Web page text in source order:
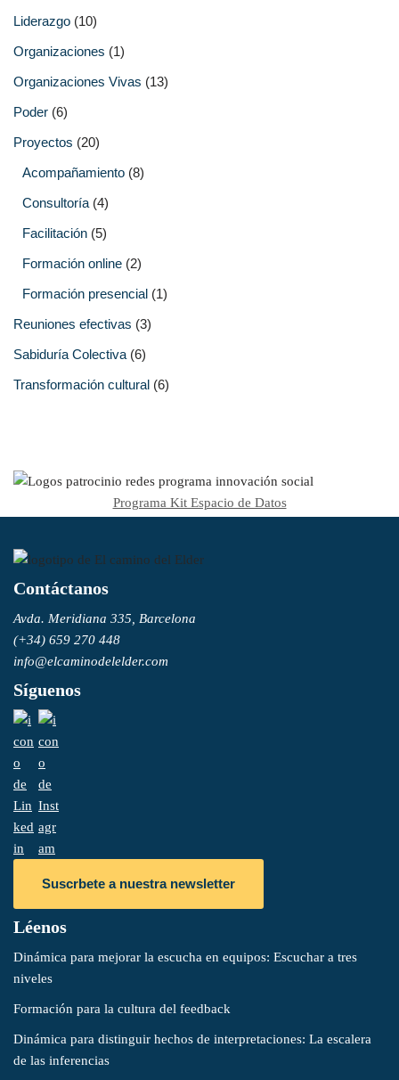
Liderazgo (10)
Organizaciones (1)
Organizaciones Vivas (13)
Poder (6)
Proyectos (20)
Acompañamiento (8)
Consultoría (4)
Facilitación (5)
Formación online (2)
Formación presencial (1)
Reuniones efectivas (3)
Sabiduría Colectiva (6)
Transformación cultural (6)
Programa Kit Espacio de Datos
Contáctanos
Avda. Meridiana 335, Barcelona
(+34) 659 270 448
info@elcaminodelelder.com
Síguenos
Suscrbete a nuestra newsletter
Léenos
Dinámica para mejorar la escucha en equipos: Escuchar a tres
niveles
Formación para la cultura del feedback
Dinámica para distinguir hechos de interpretaciones: La escalera
de las inferencias